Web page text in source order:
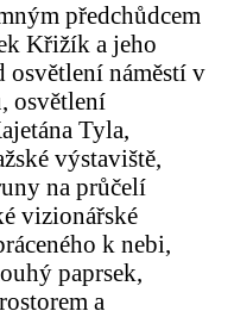
předchůdcem
Křižík a jeho
náměstí v
osvětlení
Tyla,
výstaviště,
na průčelí
vizionářské
k nebi,
paprsek,
a